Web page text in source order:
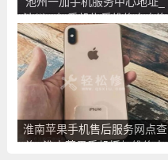
池州一加手机售后维修点查询
淮南苹果手机售后服务网点查
询_淮南苹果手机授权维修中